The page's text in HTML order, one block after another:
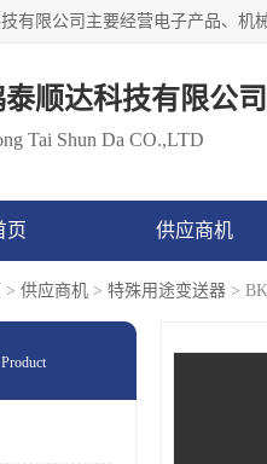
顺达科技有限公司
Tai Shun Da CO.,LTD
页 供应商机
> 供应商机 > 特殊用途变送器 >
Product